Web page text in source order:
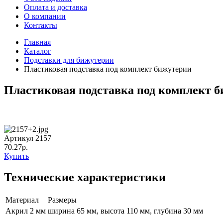
Оплата и доставка
О компании
Контакты
Главная
Каталог
Подставки для бижутерии
Пластиковая подставка под комплект бижутерии
Пластиковая подставка под комплект
Артикул 2157
70.27р.
Купить
Технические характеристики
Материал
Размеры
Акрил 2 мм ширина 65 мм, высота 110 мм, глубина 30 мм